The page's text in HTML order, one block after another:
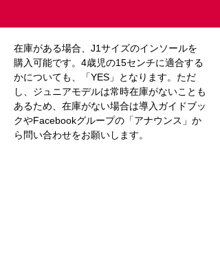
在庫がある場合、J1サイズのインソールを
購入可能です。4歳児の15センチに適合する
かについても、「YES」となります。ただ
し、ジュニアモデルは常時在庫がないことも
あるため、在庫がない場合は導入ガイドブッ
クやFacebookグループの「アナウンス」か
ら問い合わせをお願いします。